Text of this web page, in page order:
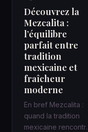
Découvrez la
Mezcalita :
l’équilibre
parfait entre
tradition
mexicaine et
fraîcheur
moderne
En bref Mezcalita :
quand la tradition
mexicaine